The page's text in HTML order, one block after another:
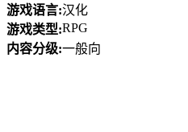
游戏语言:汉化
游戏类型:RPG
内容分级:一般向